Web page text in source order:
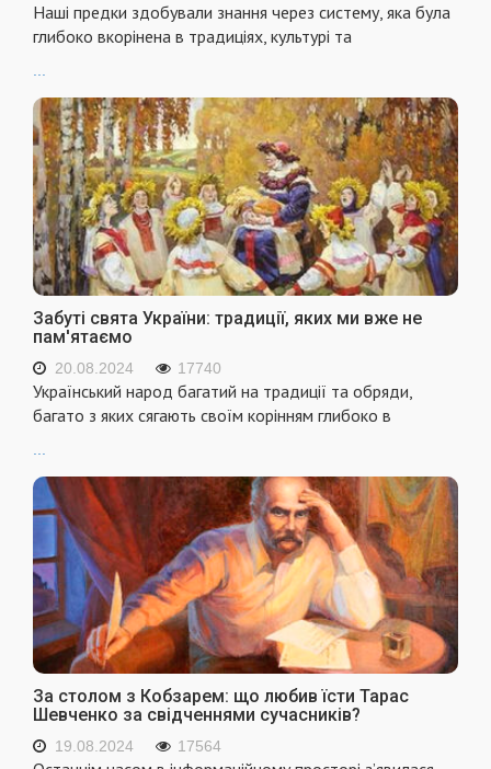
Наші предки здобували знання через систему, яка була
глибоко вкорінена в традиціях, культурі та
...
Забуті свята України: традиції, яких ми вже не
пам'ятаємо
20.08.2024 17740
Український народ багатий на традиції та обряди,
багато з яких сягають своїм корінням глибоко в
За столом з Кобзарем: що любив їсти Тарас
Шевченко за свідченнями сучасників?
19.08.2024 17564